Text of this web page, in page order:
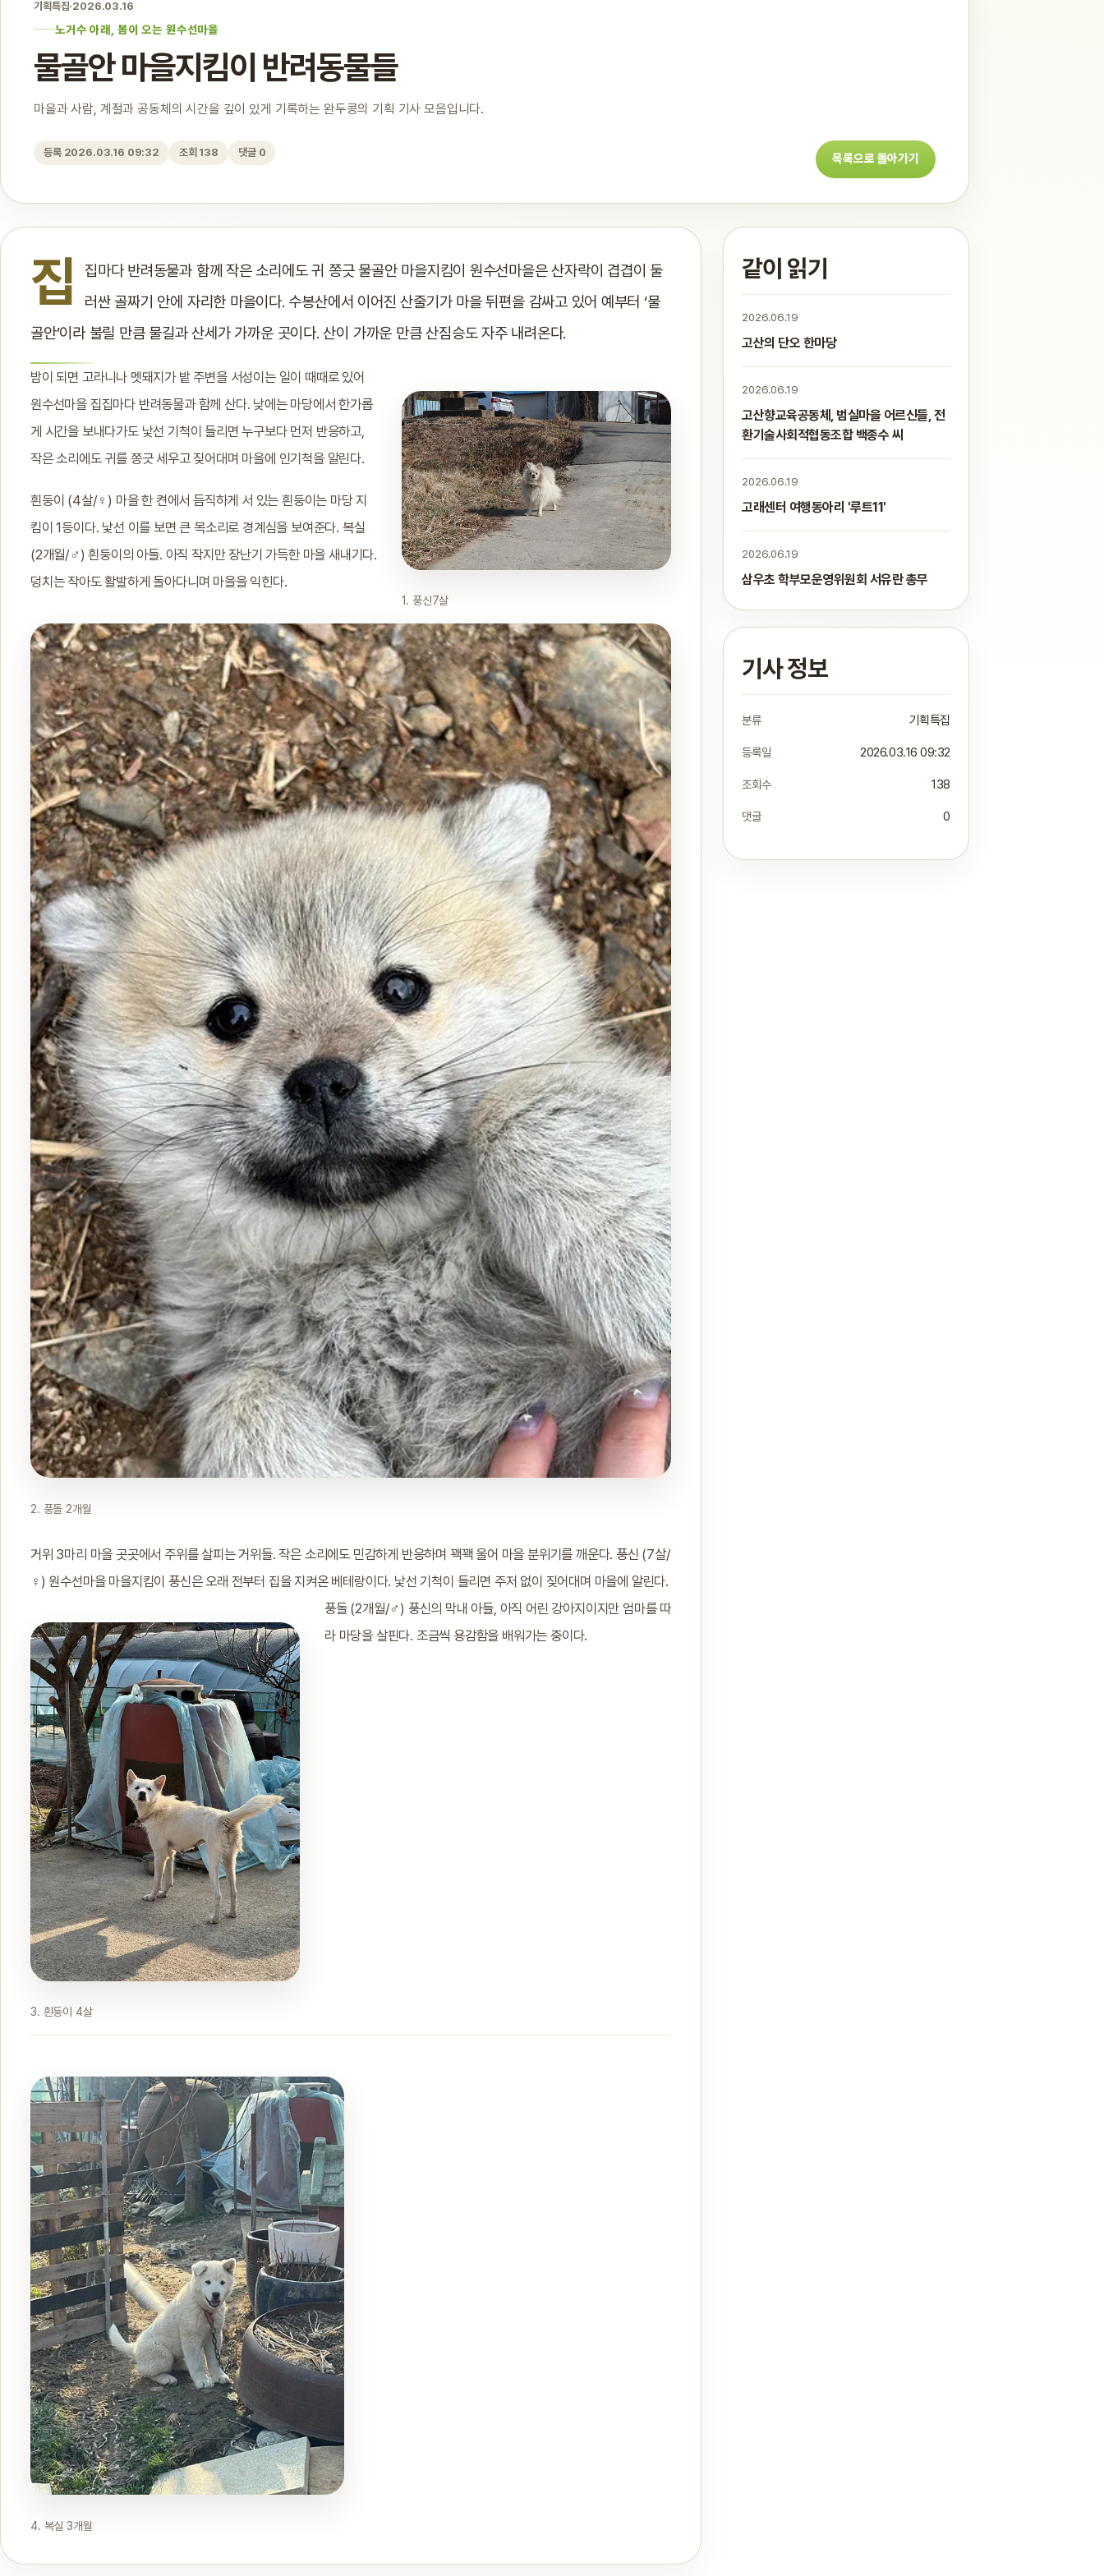
기획특집·2026.03.16
노거수 아래, 봄이 오는 원수선마을
물골안 마을지킴이 반려동물들
마을과 사람, 계절과 공동체의 시간을 깊이 있게 기록하는 완두콩의 기획 기사 모음입니다.
등록 2026.03.16 09:32 조회 138 댓글 0 목록으로 돌아가기
집
집마다 반려동물과 함께 작은 소리에도 귀 쫑긋 물골안 마을지킴이 원수선마을은 산자락이 겹겹이 둘
러싼 골짜기 안에 자리한 마을이다. 수봉산에서 이어진 산줄기가 마을 뒤편을 감싸고 있어 예부터 ‘물
골안’이라 불릴 만큼 물길과 산세가 가까운 곳이다. 산이 가까운 만큼 산짐승도 자주 내려온다.
1. 풍신7살
밤이 되면 고라니나 멧돼지가 밭 주변을 서성이는 일이 때때로 있어
원수선마을 집집마다 반려동물과 함께 산다. 낮에는 마당에서 한가롭
게 시간을 보내다가도 낯선 기척이 들리면 누구보다 먼저 반응하고,
작은 소리에도 귀를 쫑긋 세우고 짖어대며 마을에 인기척을 알린다.
흰둥이 (4살/♀) 마을 한 켠에서 듬직하게 서 있는 흰둥이는 마당 지
킴이 1등이다. 낯선 이를 보면 큰 목소리로 경계심을 보여준다. 복실
(2개월/♂) 흰둥이의 아들. 아직 작지만 장난기 가득한 마을 새내기다.
덩치는 작아도 활발하게 돌아다니며 마을을 익힌다.
2. 풍돌 2개월
거위 3마리 마을 곳곳에서 주위를 살피는 거위들. 작은 소리에도 민감하게 반응하며 꽥꽥 울어 마을 분위기를 깨운다. 풍신 (7살/
♀) 원수선마을 마을지킴이 풍신은 오래 전부터 집을 지켜온 베테랑이다. 낯선 기척이 들리면 주저 없이 짖어대며 마을에 알린다.
3. 흰둥이 4살
풍돌 (2개월/♂) 풍신의 막내 아들, 아직 어린 강아지이지만 엄마를 따
라 마당을 살핀다. 조금씩 용감함을 배워가는 중이다.
4. 복실 3개월
같이 읽기
2026.06.19
고산의 단오 한마당
2026.06.19
고산향교육공동체, 범실마을 어르신들, 전
환기술사회적협동조합 백종수 씨
2026.06.19
고래센터 여행동아리 '루트11'
2026.06.19
삼우초 학부모운영위원회 서유란 총무
기사 정보
분류 기획특집
등록일 2026.03.16 09:32
조회수 138
댓글 0